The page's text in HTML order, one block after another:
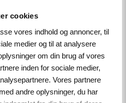
cookies
vores indhold og annoncer, til
medier og til at analysere
om din brug af vores
inden for sociale medier,
Vores partnere
andre oplysninger, du har
compliant, Protection class:
straight, 4-pin